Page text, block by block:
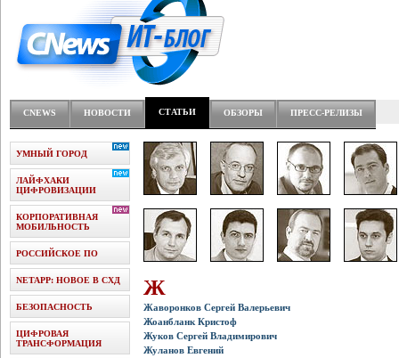
Средний бизнес начал
скоростью крупных корпораций
CNEWS НОВОСТИ СТАТЬИ ОБЗОРЫ ПРЕСС-РЕЛИЗЫ
Ж
Жаворонков Сергей Валерьевич
Жоанбланк Кристоф
Жуков Сергей Владимирович
Жуланов Евгений
УМНЫЙ ГОРОД
ЛАЙФХАКИ
ЦИФРОВИЗАЦИИ
КОРПОРАТИВНАЯ
МОБИЛЬНОСТЬ
РОССИЙСКОЕ ПО
NETAPP: НОВОЕ В СХД
БЕЗОПАСНОСТЬ
ЦИФРОВАЯ
ТРАНСФОРМАЦИЯ